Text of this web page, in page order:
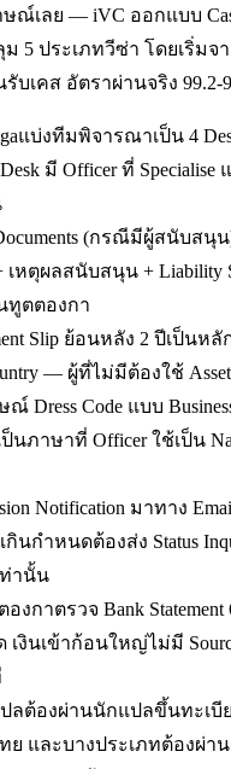
ณ์เลย — iVC ออกแบบ
5 ประเภทวีซ่า โดยเริ่มจา
รับเคส อัตราผ่านจริง 99.2-
แบ่งทีมพิจารณาเป็น 4
มี Officer ที่ Specialise
(กรณีมีผู้สนับสนุ
หตุผลสนับสนุน + Liability
ทูตตองกา
Slip ย้อนหลัง 2 ปีเป็นห
— ผู้ที่ไม่มีต้องใช้
Dress Code แบบ
นภาษาที่ Officer ใช้เป็น
Notification มาทาง
นกำหนดต้องส่ง Status
ท่านั้น
งกาตรวจ Bank
เงินเข้าก้อนใหญ่ไม่มี
ลต้องผ่านนักแปลขึ้นทะเบี
ย และบางประเภทต้องผ่า